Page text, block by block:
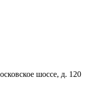
шоссе, д. 120